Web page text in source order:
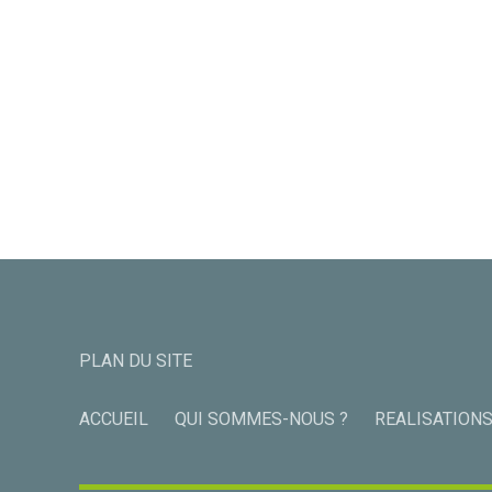
PLAN DU SITE
ACCUEIL QUI SOMMES-NOUS ? REALISATIONS